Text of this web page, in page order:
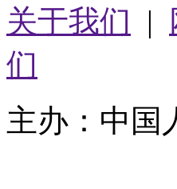
关于我们 |
们
主办：中国